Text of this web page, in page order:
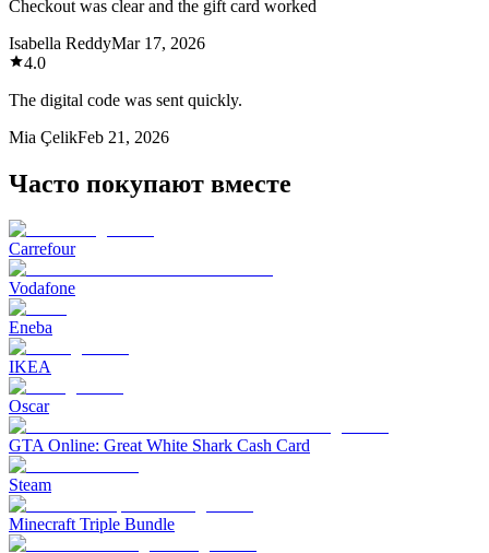
Checkout was clear and the gift card worked
Isabella ReddyMar 17, 2026
4.0
The digital code was sent quickly.
Mia ÇelikFeb 21, 2026
Часто покупают вместе
Carrefour
Vodafone
Eneba
IKEA
Oscar
GTA Online: Great White Shark Cash Card
Steam
Minecraft Triple Bundle